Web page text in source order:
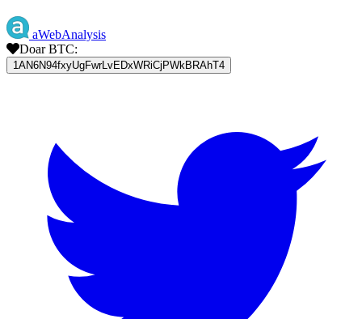
aWebAnalysis
Doar BTC:
1AN6N94fxyUgFwrLvEDxWRiCjPWkBRAhT4